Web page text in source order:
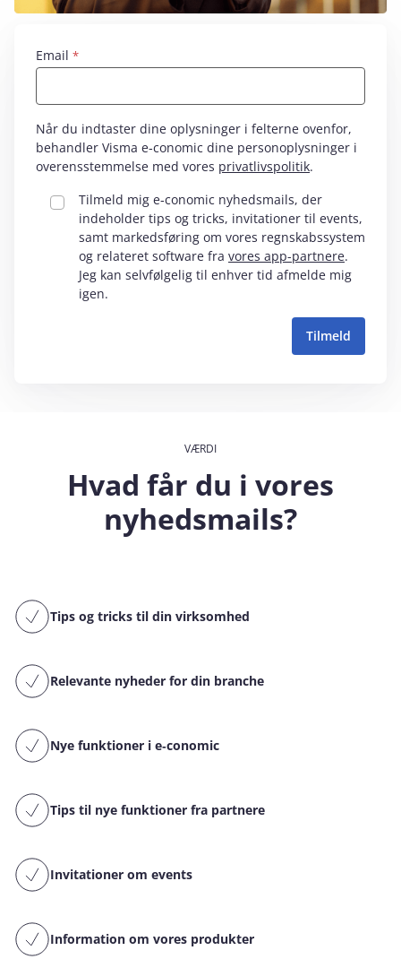
Email
Når du indtaster dine oplysninger i felterne ovenfor,
behandler Visma e‑conomic dine personoplysninger i
overensstemmelse med vores privatlivspolitik.
Tilmeld mig e‑conomic nyhedsmails, der
indeholder tips og tricks, invitationer til events,
samt markedsføring om vores regnskabssystem
og relateret software fra vores app-partnere.
Jeg kan selvfølgelig til enhver tid afmelde mig
igen.
VÆRDI
Hvad får du i vores
nyhedsmails?
Tips og tricks til din virksomhed
Relevante nyheder for din branche
Nye funktioner i e‑conomic
Tips til nye funktioner fra partnere
Invitationer om events
Information om vores produkter